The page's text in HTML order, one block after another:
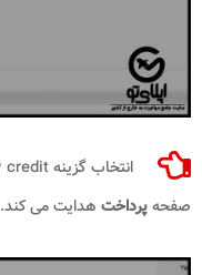
صفحهپرداخت هدایت می کند.